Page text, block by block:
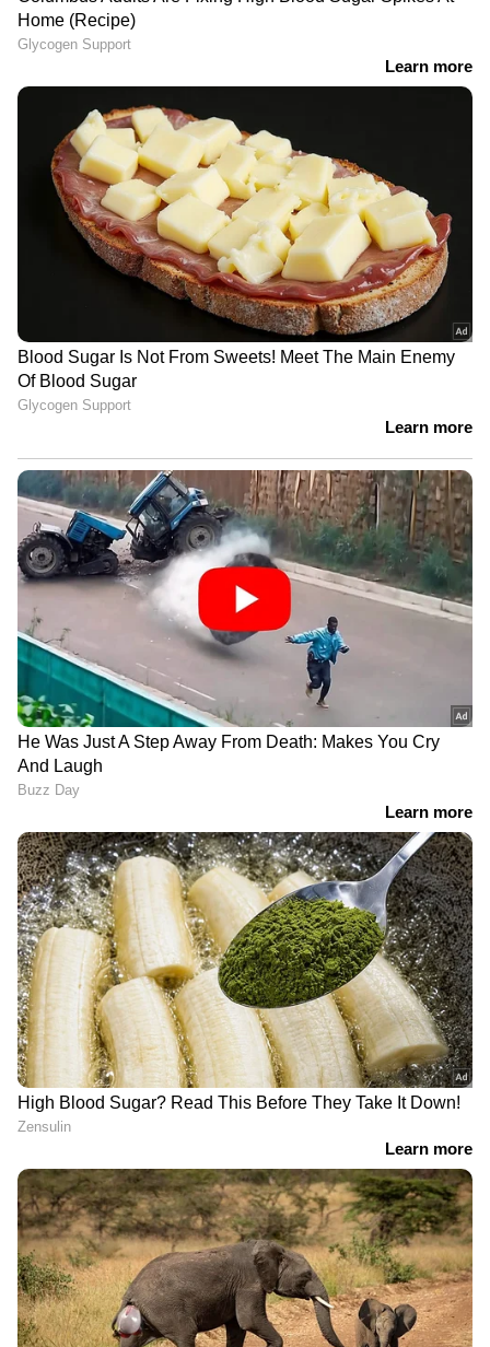
ഗുരുവായൂരിൽ അഞ്ച് പ്രതികളെ
റിമാൻഡ് ചെയ്തു | Thrissur
മോഷ്ടിച്ച ഹോം നഴ്‌സും
ആണ്‍സുഹൃത്തും പിടിയില്‍ |
Kannur | Gold Theft case